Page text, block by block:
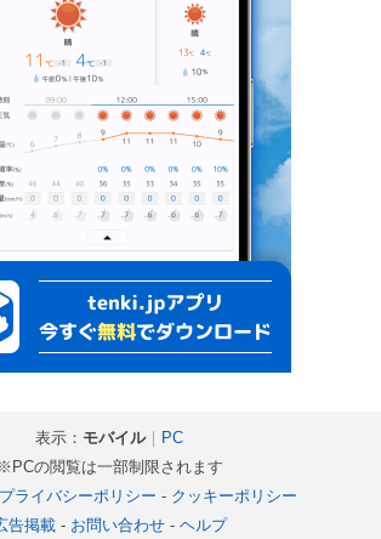
表示： モバイル｜ PC
※PCの閲覧は一部制限されます
プライバシーポリシー - クッキーポリシー
告掲載- お問い合わせ- ヘルプ